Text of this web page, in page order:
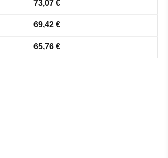
73,07 €
69,42 €
65,76 €